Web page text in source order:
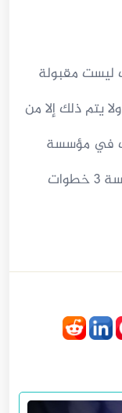
ليست مقبولة
يتم ذلك إلا من
في مؤسسة
تستقبل بدلًا من العاملة، فعليك بمؤسسة 3 خطوات